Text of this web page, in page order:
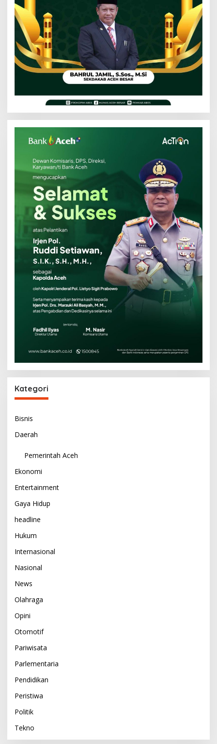
Kategori
Bisnis
Daerah
Pemerintah Aceh
Ekonomi
Entertainment
Gaya Hidup
headline
Hukum
Internasional
Nasional
News
Olahraga
Opini
Otomotif
Pariwisata
Parlementaria
Pendidikan
Peristiwa
Politik
Tekno